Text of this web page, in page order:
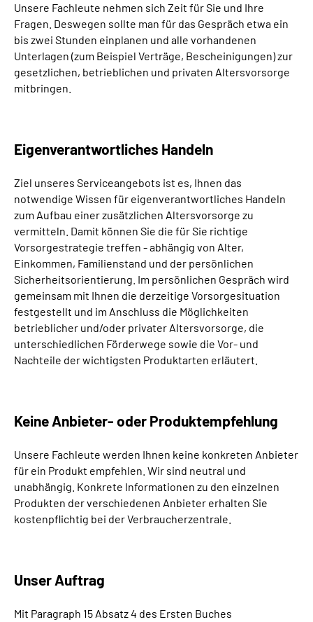
Unsere Fachleute nehmen sich Zeit für Sie und Ihre
Fragen. Deswegen sollte man für das Gespräch etwa ein
bis zwei Stunden einplanen und alle vorhandenen
Unterlagen (zum Beispiel Verträge, Bescheinigungen) zur
gesetzlichen, betrieblichen und privaten Altersvorsorge
mitbringen.
Eigenverantwortliches Handeln
Ziel unseres Serviceangebots ist es, Ihnen das
notwendige Wissen für eigenverantwortliches Handeln
zum Aufbau einer zusätzlichen Altersvorsorge zu
vermitteln. Damit können Sie die für Sie richtige
Vorsorgestrategie treffen - abhängig von Alter,
Einkommen, Familienstand und der persönlichen
Sicherheitsorientierung. Im persönlichen Gespräch wird
gemeinsam mit Ihnen die derzeitige Vorsorgesituation
festgestellt und im Anschluss die Möglichkeiten
betrieblicher und/oder privater Altersvorsorge, die
unterschiedlichen Förderwege sowie die Vor- und
Nachteile der wichtigsten Produktarten erläutert.
Keine Anbieter- oder Produktempfehlung
Unsere Fachleute werden Ihnen keine konkreten Anbieter
für ein Produkt empfehlen. Wir sind neutral und
unabhängig. Konkrete Informationen zu den einzelnen
Produkten der verschiedenen Anbieter erhalten Sie
kostenpflichtig bei der Verbraucherzentrale.
Unser Auftrag
Mit Paragraph 15 Absatz 4 des Ersten Buches